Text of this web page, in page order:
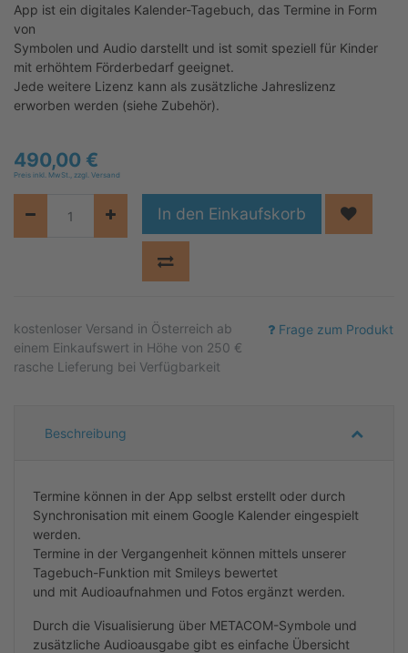
App ist ein digitales Kalender-Tagebuch, das Termine in Form
von
Symbolen und Audio darstellt und ist somit speziell für Kinder
mit erhöhtem Förderbedarf geeignet.
Jede weitere Lizenz kann als zusätzliche Jahreslizenz
erworben werden (siehe Zubehör).
490,00 €
Preis inkl. MwSt., zzgl. Versand
In den Einkaufskorb
Frage zum Produkt
kostenloser Versand in Österreich ab
einem Einkaufswert in Höhe von 250 €
rasche Lieferung bei Verfügbarkeit
Beschreibung
Termine können in der App selbst erstellt oder durch
Synchronisation mit einem Google Kalender eingespielt
werden.
Termine in der Vergangenheit können mittels unserer
Tagebuch-Funktion mit Smileys bewertet
und mit Audioaufnahmen und Fotos ergänzt werden.
Durch die Visualisierung über METACOM-Symbole und
zusätzliche Audioausgabe gibt es einfache Übersicht